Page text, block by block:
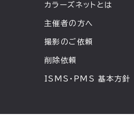
カラーズネットとは
主催者の方へ
撮影のご依頼
削除依頼
ISMS・PMS 基本方針